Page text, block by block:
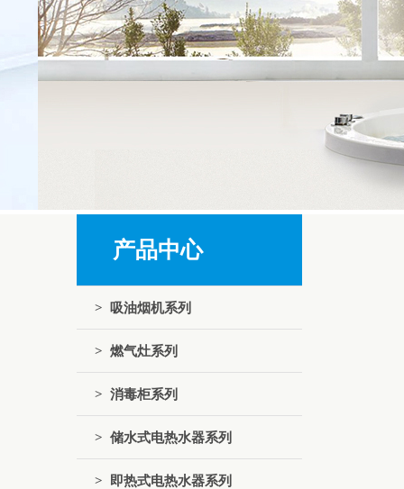
产品中心
> 吸油烟机系列
> 燃气灶系列
> 消毒柜系列
> 储水式电热水器系列
> 即热式电热水器系列